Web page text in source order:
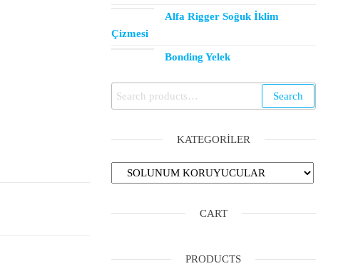
Alfa Rigger Soğuk İklim
Çizmesi
Bonding Yelek
Search
KATEGORILER
CART
PRODUCTS